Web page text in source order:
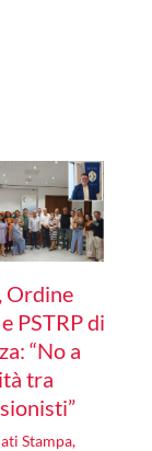
Ordine
PSTRP di
“No a
tra
Stampa,